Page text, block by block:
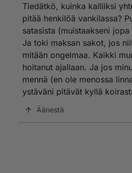
muutamalla satasella. Jos et
varmaan hienoa sovittaa ne
koirasi paskoja siivoaa sillä
todennäköisempää, että
Tiedätkö, kuinka kalliiksi
pitää henkilöä vankilassa?
satasista (muistaakseni
Ja toki maksan sakot, jos
mitään ongelmaa. Kaikki
hoitanut ajallaan. Ja jos
mennä (en ole menossa
ystäväni pitävät kyllä
Äänestä